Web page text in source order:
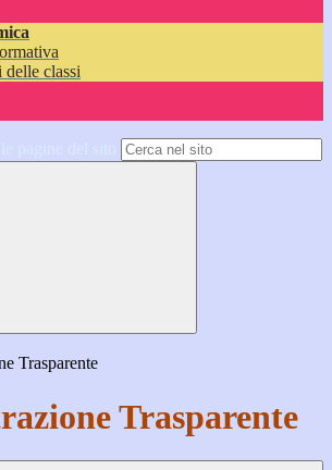
delle classi
Trasparente
Trasparente